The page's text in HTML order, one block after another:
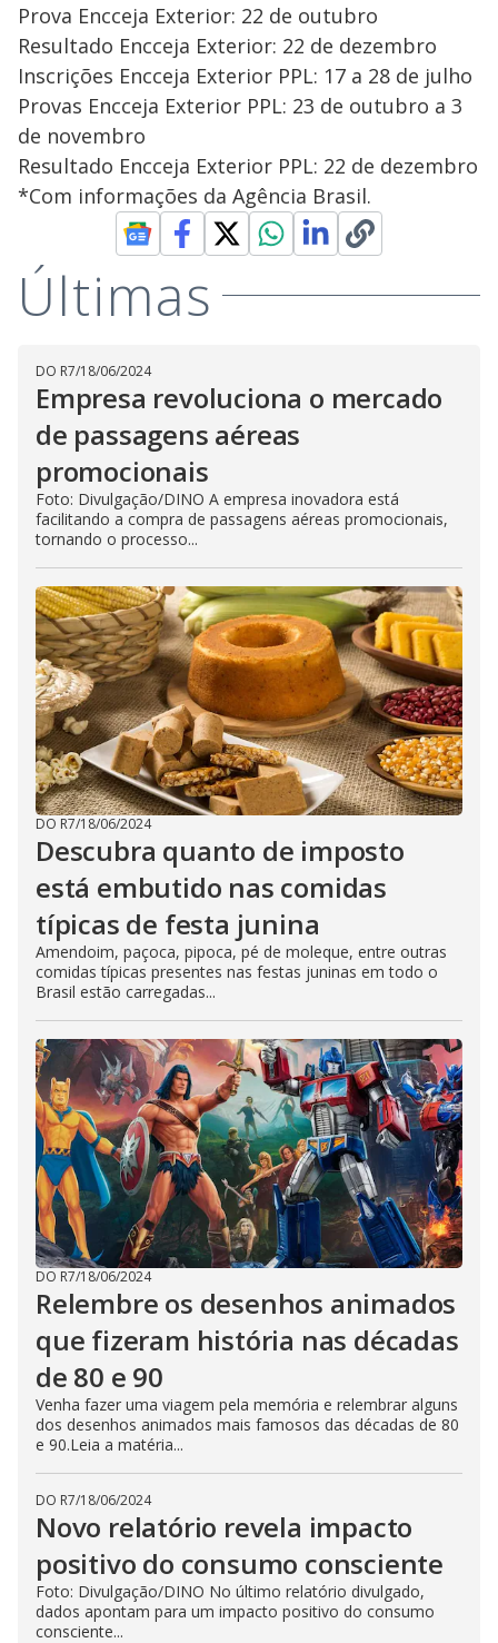
Prova Encceja Exterior: 22 de outubro
Resultado Encceja Exterior: 22 de dezembro
Inscrições Encceja Exterior PPL: 17 a 28 de julho
Provas Encceja Exterior PPL: 23 de outubro a 3
de novembro
Resultado Encceja Exterior PPL: 22 de dezembro
*Com informações da Agência Brasil.
Últimas
DO R7/18/06/2024
Empresa revoluciona o mercado
de passagens aéreas
promocionais
Foto: Divulgação/DINO A empresa inovadora está
facilitando a compra de passagens aéreas promocionais,
tornando o processo...
DO R7/18/06/2024
Descubra quanto de imposto
está embutido nas comidas
típicas de festa junina
Amendoim, paçoca, pipoca, pé de moleque, entre outras
comidas típicas presentes nas festas juninas em todo o
Brasil estão carregadas...
DO R7/18/06/2024
Relembre os desenhos animados
que fizeram história nas décadas
de 80 e 90
Venha fazer uma viagem pela memória e relembrar alguns
dos desenhos animados mais famosos das décadas de 80
e 90.Leia a matéria...
DO R7/18/06/2024
Novo relatório revela impacto
positivo do consumo consciente
Foto: Divulgação/DINO No último relatório divulgado,
dados apontam para um impacto positivo do consumo
consciente...